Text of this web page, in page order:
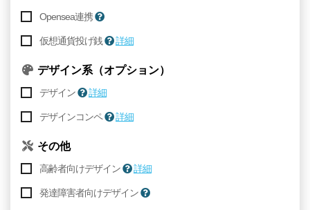
Opensea連携
仮想通貨投げ銭 詳細
デザイン系（オプション）
デザイン 詳細
デザインコンペ 詳細
その他
高齢者向けデザイン 詳細
発達障害者向けデザイン